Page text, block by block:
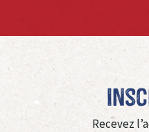
Recevez